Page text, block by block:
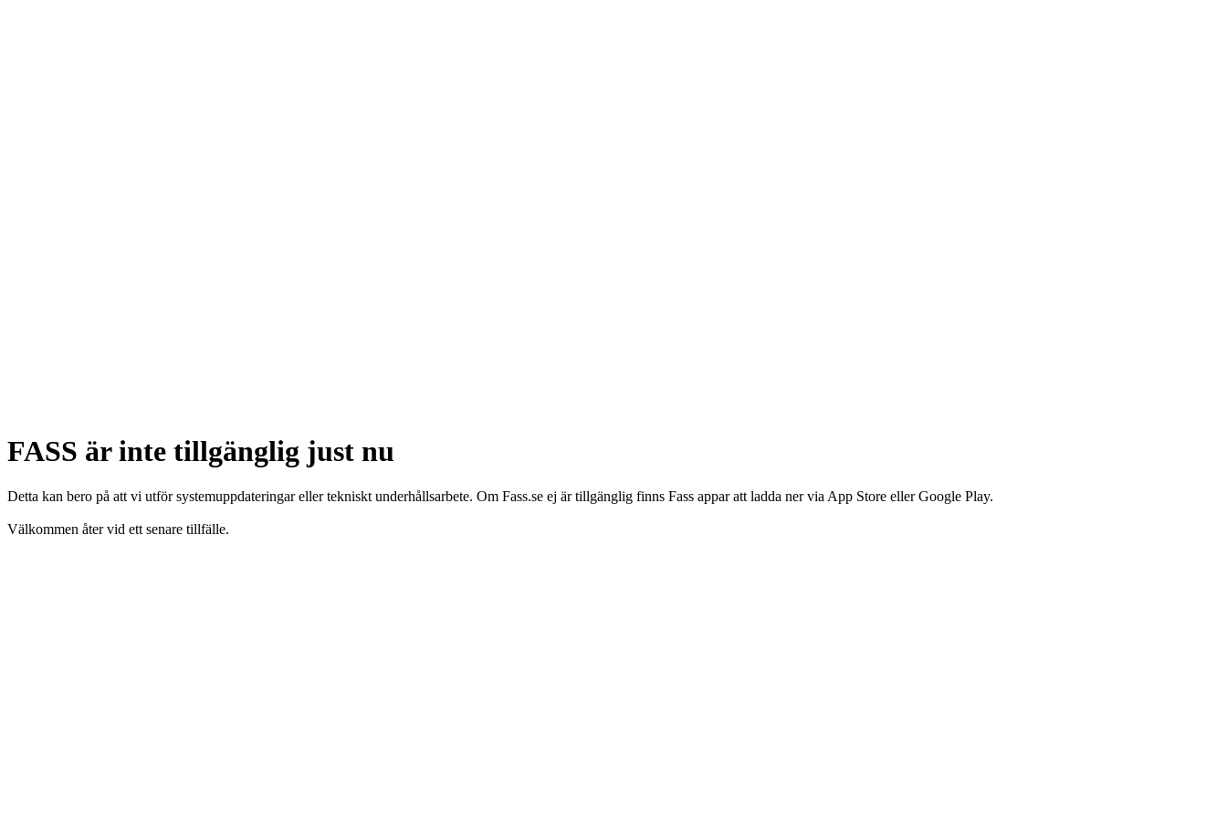
FASS är inte tillgänglig just nu
Detta kan bero på att vi utför systemuppdateringar eller tekniskt underhållsarbete. Om Fass.se ej är tillgänglig finns Fass appar att ladda ner via App Store eller Google Play.
Välkommen åter vid ett senare tillfälle.